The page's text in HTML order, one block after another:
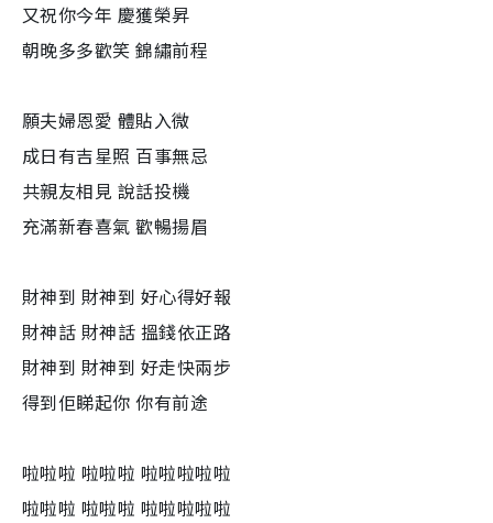
又祝你今年 慶獲榮昇
朝晚多多歡笑 錦繡前程
願夫婦恩愛 體貼入微
成日有吉星照 百事無忌
共親友相見 說話投機
充滿新春喜氣 歡暢揚眉
財神到 財神到 好心得好報
財神話 財神話 搵錢依正路
財神到 財神到 好走快兩步
得到佢睇起你 你有前途
啦啦啦 啦啦啦 啦啦啦啦啦
啦啦啦 啦啦啦 啦啦啦啦啦